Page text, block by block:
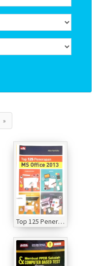
»
Top 125 Penerapan MS Office 2013